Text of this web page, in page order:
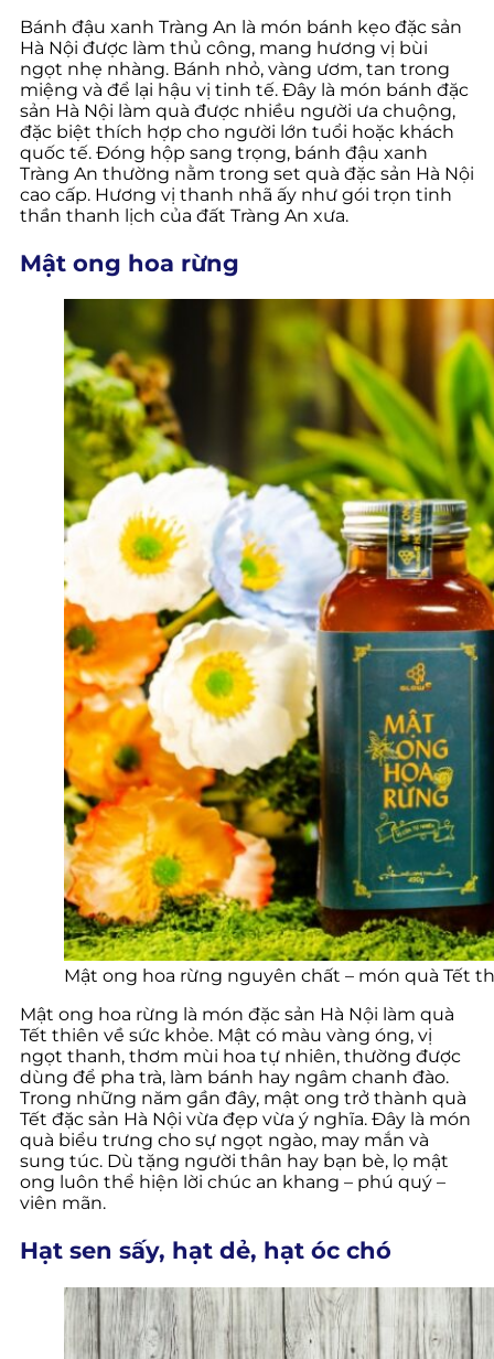
Bánh đậu xanh Tràng An là món bánh kẹo đặc sản
Hà Nội được làm thủ công, mang hương vị bùi
ngọt nhẹ nhàng. Bánh nhỏ, vàng ươm, tan trong
miệng và để lại hậu vị tinh tế. Đây là món bánh đặc
sản Hà Nội làm quà được nhiều người ưa chuộng,
đặc biệt thích hợp cho người lớn tuổi hoặc khách
quốc tế. Đóng hộp sang trọng, bánh đậu xanh
Tràng An thường nằm trong set quà đặc sản Hà Nội
cao cấp. Hương vị thanh nhã ấy như gói trọn tinh
thần thanh lịch của đất Tràng An xưa.
Mật ong hoa rừng
Mật ong hoa rừng nguyên chất – món quà Tết
Mật ong hoa rừng là món đặc sản Hà Nội làm quà
Tết thiên về sức khỏe. Mật có màu vàng óng, vị
ngọt thanh, thơm mùi hoa tự nhiên, thường được
dùng để pha trà, làm bánh hay ngâm chanh đào.
Trong những năm gần đây, mật ong trở thành quà
Tết đặc sản Hà Nội vừa đẹp vừa ý nghĩa. Đây là món
quà biểu trưng cho sự ngọt ngào, may mắn và
sung túc. Dù tặng người thân hay bạn bè, lọ mật
ong luôn thể hiện lời chúc an khang – phú quý –
viên mãn.
Hạt sen sấy, hạt dẻ, hạt óc chó